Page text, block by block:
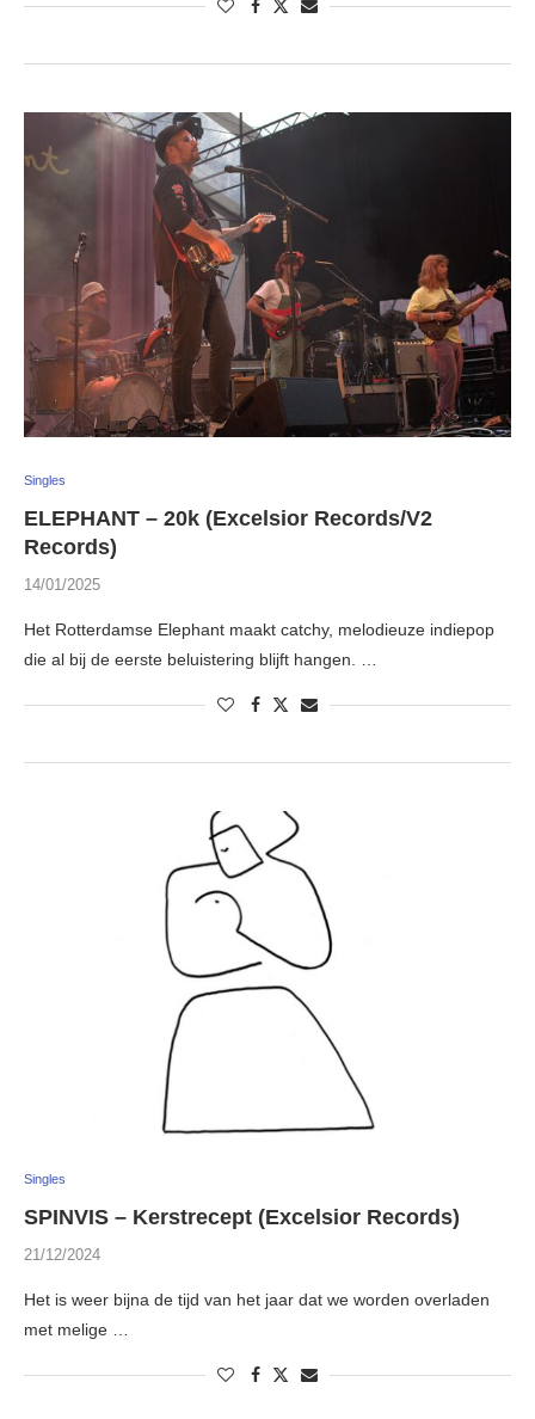
Singles
ELEPHANT – 20k (Excelsior Records/V2
Records)
14/01/2025
Het Rotterdamse Elephant maakt catchy, melodieuze indiepop
die al bij de eerste beluistering blijft hangen. …
Singles
SPINVIS – Kerstrecept (Excelsior Records)
21/12/2024
Het is weer bijna de tijd van het jaar dat we worden overladen
met melige …